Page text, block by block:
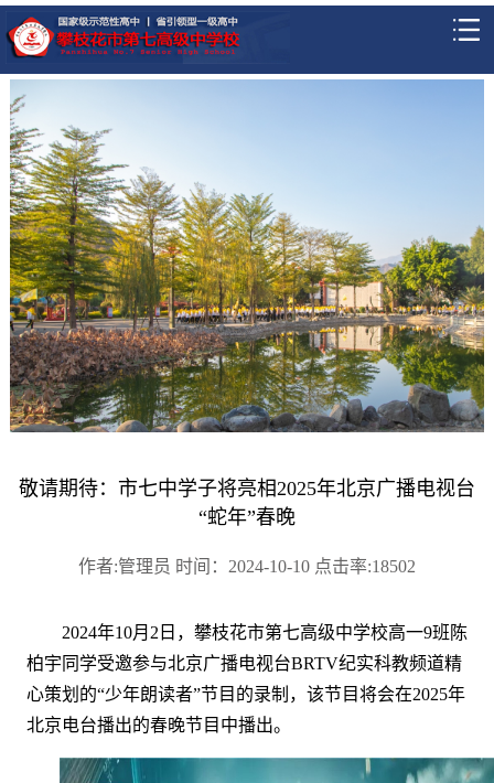
敬请期待：市七中学子将亮相2025年北京广播电视台
“蛇年”春晚
作者:管理员 时间：2024-10-10 点击率:18502
2024年10月2日，攀枝花市第七高级中学校高一9班陈
柏宇同学受邀参与北京广播电视台BRTV纪实科教频道精
心策划的“少年朗读者”节目的录制，该节目将会在2025年
北京电台播出的春晚节目中播出。